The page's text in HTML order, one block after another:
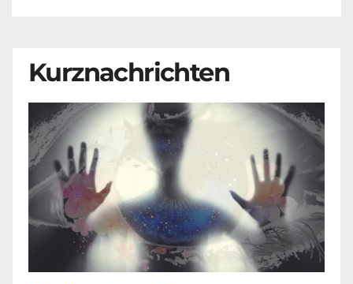
Kurznachrichten